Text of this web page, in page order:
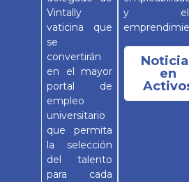
Vintally
vaticina que
se
convertirán
en el mayor
portal de
empleo
universitario
que permita
la selección
del talento
para cada
y el
en